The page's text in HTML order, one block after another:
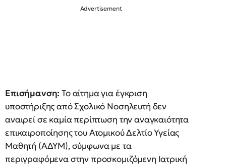
Επισήμανση:Το αίτημα για έγκριση
υποστήριξης από Σχολικό Νοσηλευτή δεν
αναιρεί σε καμία περίπτωση την αναγκαιότητα
επικαιροποίησης του Ατομικού Δελτίο Υγείας
Μαθητή (ΑΔΥΜ), σύμφωνα με τα
περιγραφόμενα στην προσκομιζόμενη Ιατρική